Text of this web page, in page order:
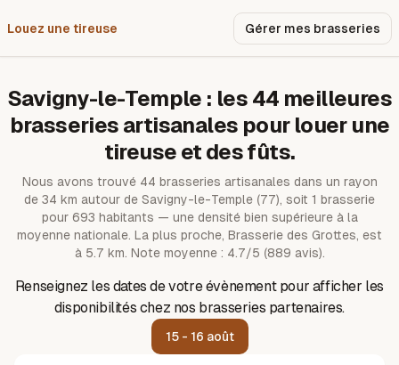
Louez une tireuse Gérer mes brasseries
Savigny-le-Temple : les 44 meilleures
brasseries artisanales pour louer une
tireuse et des fûts.
Nous avons trouvé 44 brasseries artisanales dans un rayon
de 34 km autour de Savigny-le-Temple (77), soit 1 brasserie
pour 693 habitants — une densité bien supérieure à la
moyenne nationale. La plus proche, Brasserie des Grottes, est
à 5.7 km. Note moyenne : 4.7/5 (889 avis).
Renseignez les dates de votre évènement pour afficher les
disponibilités chez nos brasseries partenaires.
15 - 16 août